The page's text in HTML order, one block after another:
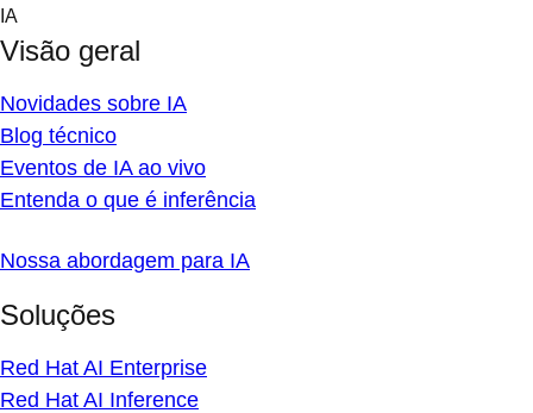
Skip
content
IA
Visão geral
Novidades sobre IA
Blog técnico
Eventos de IA ao vivo
Entenda o que é inferência
Nossa abordagem para IA
Soluções
Red Hat AI Enterprise
Red Hat AI Inference